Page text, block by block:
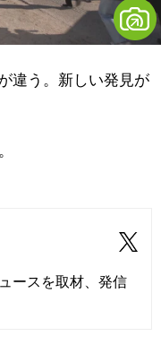
違う。新しい発見が
ースを取材、発信